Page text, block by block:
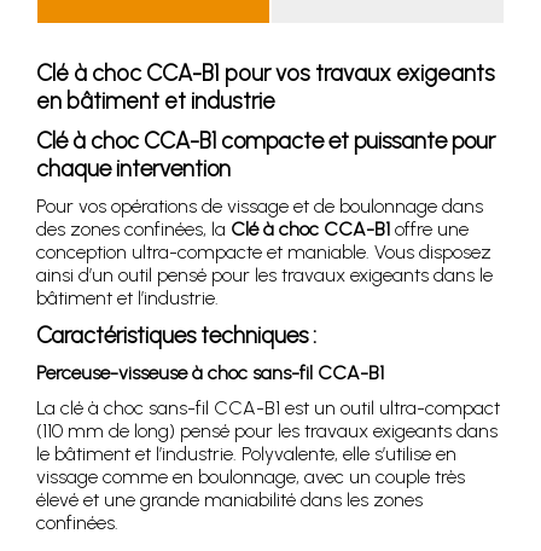
Clé à choc CCA-B1 pour vos travaux exigeants
en bâtiment et industrie
Clé à choc CCA-B1 compacte et puissante pour
chaque intervention
Pour vos opérations de vissage et de boulonnage dans
des zones confinées, la Clé à choc CCA-B1 offre une
conception ultra-compacte et maniable. Vous disposez
ainsi d’un outil pensé pour les travaux exigeants dans le
bâtiment et l’industrie.
Caractéristiques techniques :
Perceuse-visseuse à choc sans-fil CCA-B1
La clé à choc sans-fil CCA-B1 est un outil ultra-compact
(110 mm de long) pensé pour les travaux exigeants dans
le bâtiment et l’industrie. Polyvalente, elle s’utilise en
vissage comme en boulonnage, avec un couple très
élevé et une grande maniabilité dans les zones
confinées.